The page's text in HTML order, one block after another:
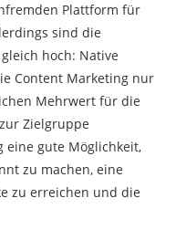
Plattform für
sind die
hoch: Native
Content Marketing nur
Mehrwert für die
Zielgruppe
eine gute Möglichkeit,
zu machen, eine
zu erreichen und die